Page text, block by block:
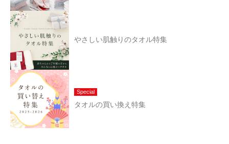
やさしい肌触りのタオル特集
Special
タオルの買い換え特集